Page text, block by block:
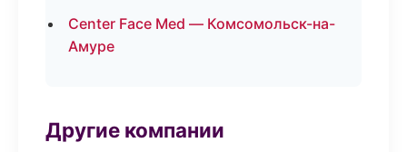
Center Face Med — Комсомольск-на-
Амуре
Другие компании